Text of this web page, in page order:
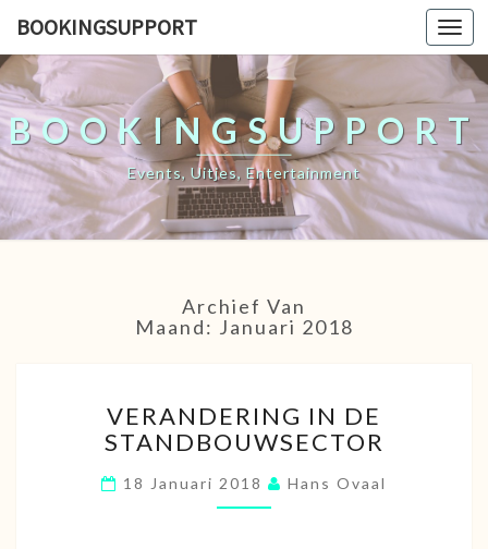
BOOKINGSUPPORT
BOOKINGSUPPORT
Events, Uitjes, Entertainment
Archief Van
Maand: Januari 2018
IN
DE
VERANDERING IN DE
STANDBOUWSECTOR
18 Januari 2018 Hans Ovaal